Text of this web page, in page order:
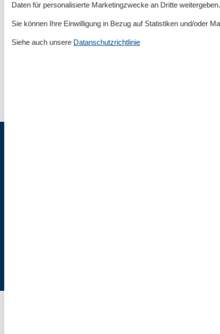
Rund um deinen Urlaub an der Ostsee
Daten für personalisierte Marketingzwecke an Dritte weitergeben.
Sie können Ihre Einwilligung in Bezug auf Statistiken und/oder
Siehe auch unsere Datanschutzrichtlinie